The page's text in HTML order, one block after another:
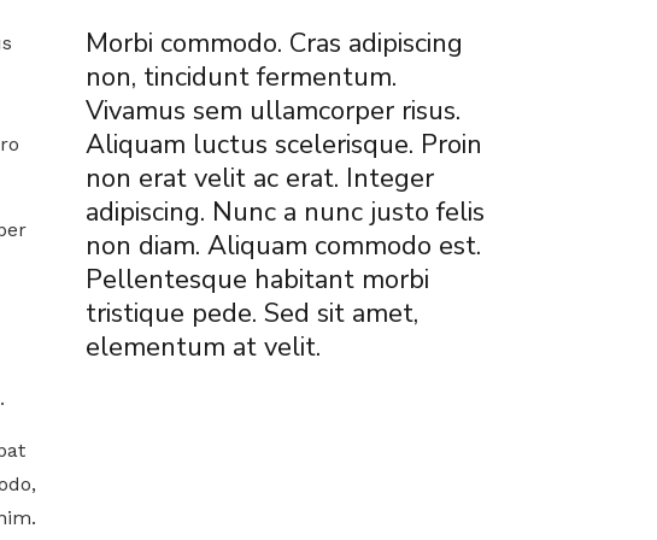
Morbi commodo. Cras adipiscing
non, tincidunt fermentum.
Vivamus sem ullamcorper risus.
Aliquam luctus scelerisque. Proin
non erat velit ac erat. Integer
adipiscing. Nunc a nunc justo felis
non diam. Aliquam commodo est.
Pellentesque habitant morbi
tristique pede. Sed sit amet,
elementum at velit.